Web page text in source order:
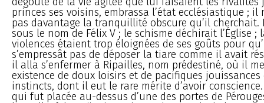
princes ses voisins, embrassa l’état ecclésiastique ; il
pas davantage la tranquillité obscure qu’il
sous le nom de Félix V ; le schisme déchirait l’Église ;
violences étaient trop éloignées de ses goûts pour
s’empressât pas de déposer la tiare comme il avait
il alla s’enfermer à Ripailles, nom prédestiné, où il
existence de doux loisirs et de pacifiques jouissances
instincts, dont il eut le rare mérite d’avoir
qui fut placée au-dessus d’une des portes de